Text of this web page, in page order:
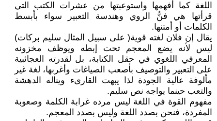
اللغة كما أفهمها واستوعبتها من عشرات الكتب التي
قرأتها هي فنُّ الروي وهندسة التعبير سواء بأبسط
الكلمات أو أمتنها.
يقال إن فلان لغته قوية( على سبيل المثال سليم بركات)
ليس لأنه يضع المعجم تحت إبطه ويوظف مخزونه
المعرفي اللغوي في حقل الكتابة، بل لقدرته العجائبية
على التعبير والتوصيف بأصعب الصياغات وأغربها، لغة غير
مألوفة عالية الجودة لذا يبهت القارىء ويناله الدهشة
والتعب حينما يواجه نص سليم.
مفهوم القوة في اللغة ليس مرده غرابة الكلمة وصعوبة
المفردة، فنحن بصدد اللغة وليس بصدد المعجم.